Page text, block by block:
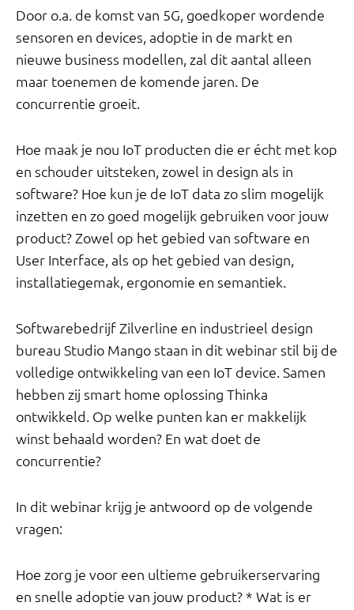
Door o.a. de komst van 5G, goedkoper wordende
sensoren en devices, adoptie in de markt en
nieuwe business modellen, zal dit aantal alleen
maar toenemen de komende jaren. De
concurrentie groeit.
Hoe maak je nou IoT producten die er écht met kop
en schouder uitsteken, zowel in design als in
software? Hoe kun je de IoT data zo slim mogelijk
inzetten en zo goed mogelijk gebruiken voor jouw
product? Zowel op het gebied van software en
User Interface, als op het gebied van design,
installatiegemak, ergonomie en semantiek.
Softwarebedrijf Zilverline en industrieel design
bureau Studio Mango staan in dit webinar stil bij de
volledige ontwikkeling van een IoT device. Samen
hebben zij smart home oplossing Thinka
ontwikkeld. Op welke punten kan er makkelijk
winst behaald worden? En wat doet de
concurrentie?
In dit webinar krijg je antwoord op de volgende
vragen:
Hoe zorg je voor een ultieme gebruikerservaring
en snelle adoptie van jouw product? * Wat is er